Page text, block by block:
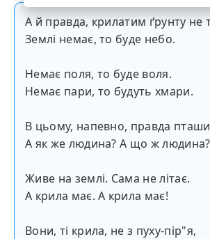
А й правда, крилатим ґрунту не
Землі немає, то буде небо.
Немає поля, то буде воля.
Немає пари, то будуть хмари.
В цьому, напевно, правда
А як же людина? А що ж людина?
Живе на землі. Сама не літає.
А крила має. А крила має!
Вони, ті крила, не з пуху-пір"я,